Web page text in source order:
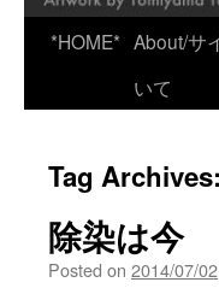
*HOME* About/サ
いて
Tag Archives:
除染は今
Posted on 2014/07/02